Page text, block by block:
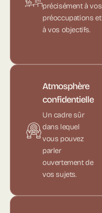
précisément à vos
préoccupations et
à vos objectifs.
Atmosphère
confidentielle
Un cadre sûr
dans lequel
vous pouvez
parler
ouvertement de
vos sujets.